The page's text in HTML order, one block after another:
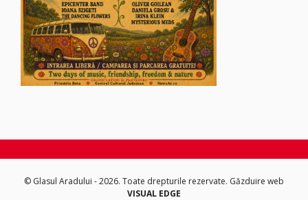
© Glasul Aradului - 2026. Toate drepturile rezervate. Găzduire web
VISUAL EDGE